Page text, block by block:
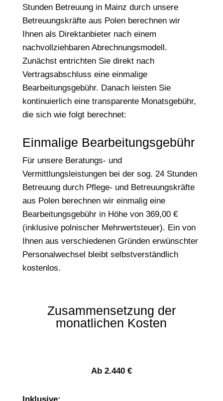
Stunden Betreuung in Mainz durch unsere
Betreuungskräfte aus Polen berechnen wir
Ihnen als Direktanbieter nach einem
nachvollziehbaren Abrechnungsmodell.
Zunächst entrichten Sie direkt nach
Vertragsabschluss eine einmalige
Bearbeitungsgebühr. Danach leisten Sie
kontinuierlich eine transparente Monatsgebühr,
die sich wie folgt berechnet:
Einmalige Bearbeitungsgebühr
Für unsere Beratungs- und
Vermittlungsleistungen bei der sog. 24 Stunden
Betreuung durch Pflege- und Betreuungskräfte
aus Polen berechnen wir einmalig eine
Bearbeitungsgebühr in Höhe von 369,00 €
(inklusive polnischer Mehrwertsteuer). Ein von
Ihnen aus verschiedenen Gründen erwünschter
Personalwechsel bleibt selbstverständlich
kostenlos.
Zusammensetzung der
monatlichen Kosten
Ab 2.440 €